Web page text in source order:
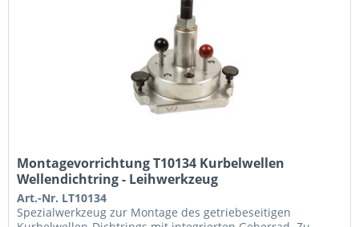
Montagevorrichtung T10134 Kurbelwellen
Wellendichtring - Leihwerkzeug
Art.-Nr. LT10134
Spezialwerkzeug zur Montage des getriebeseitigen